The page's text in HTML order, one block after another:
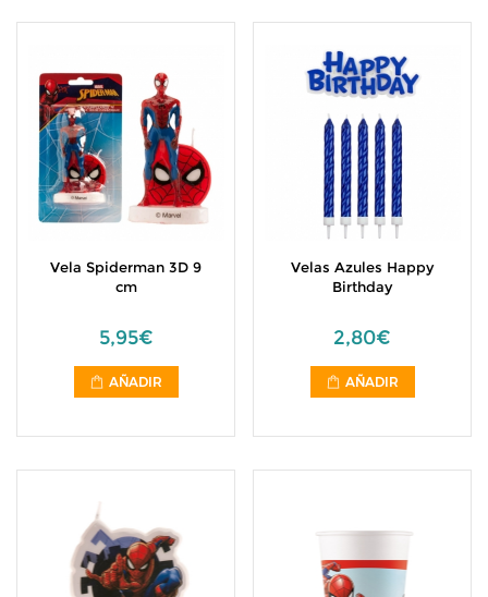
Vela Spiderman 3D 9
cm
5,95€
AÑADIR
Velas Azules Happy
Birthday
2,80€
AÑADIR